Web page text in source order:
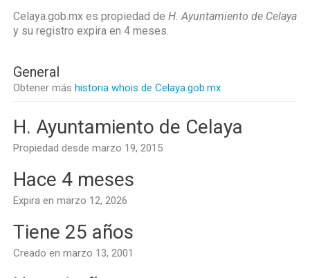
Celaya.gob.mx es propiedad de H. Ayuntamiento de Celaya
y su registro expira en 4 meses.
General
Obtener más historia whois de Celaya.gob.mx
H. Ayuntamiento de Celaya
Propiedad desde marzo 19, 2015
Hace 4 meses
Expira en marzo 12, 2026
Tiene 25 años
Creado en marzo 13, 2001